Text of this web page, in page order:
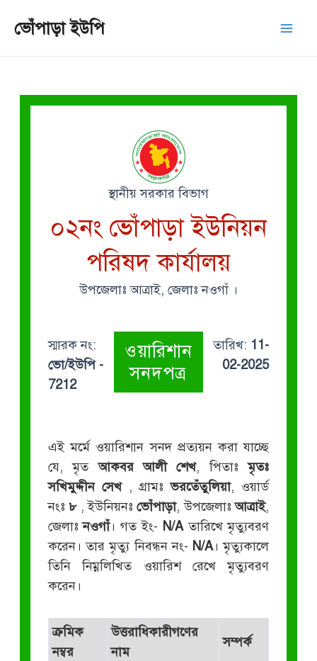
ভোঁপাড়া ইউপি
স্থানীয় সরকার বিভাগ
০২নং ভোঁপাড়া ইউনিয়ন
পরিষদ কার্যালয়
উপজেলাঃ আত্রাই, জেলাঃ নওগাঁ ।
স্মারক নং:
ভো/ইউপি -
7212
ওয়ারিশান
সনদপত্র
তারিখ: 11-
02-2025
এই মর্মে ওয়ারিশান সনদ প্রত্যয়ন করা যাচ্ছে
যে, মৃতআকবর আলী শেখ, পিতাঃমৃতঃ
সখিমুদ্দীন সেখ, গ্রামঃভরতেঁতুলিয়া, ওয়ার্ড
নংঃ৮ , ইউনিয়নঃভোঁপাড়া, উপজেলাঃআত্রাই,
জেলাঃনওগাঁ। গত ইং- N/Aতারিখে মৃত্যুবরণ
করেন। তার মৃত্যু নিবন্ধন নং- N/A। মৃত্যুকালে
তিনি নিম্নলিখিত ওয়ারিশ রেখে মৃত্যুবরণ
করেন।
ক্রমিক
নম্বর
উত্তরাধিকারীগণের
নাম
সম্পর্ক